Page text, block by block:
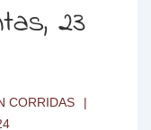
23
CORRIDAS